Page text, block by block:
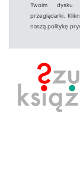
Twoim dysku
przeglądarki.
naszą politykę